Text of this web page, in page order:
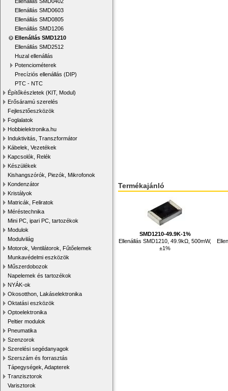
Ellenállás SMD0603
Ellenállás SMD0805
Ellenállás SMD1206
Ellenállás SMD1210
Ellenállás SMD2512
Huzal ellenállás
Potenciométerek
Precíziós ellenállás (DIP)
PTC - NTC
Építőkészletek (KIT, Modul)
Erősáramú szerelés
Fejlesztőeszközök
Foglalatok
Hobbielektronika.hu
Induktivitás, Transzformátor
Kábelek, Vezetékek
Kapcsolók, Relék
Készülékek
Kishangszórók, Piezók, Mikrofonok
Kondenzátor
Kristályok
Matricák, Feliratok
Méréstechnika
Mini PC, ipari PC, tartozékok
Modulok
Modulvilág
Motorok, Ventilátorok, Fűtőelemek
Munkavédelmi eszközök
Műszerdobozok
Napelemek és tartozékok
NYÁK-ok
Okosotthon, Lakáselektronika
Oktatási eszközök
Optoelektronika
Peltier modulok
Pneumatika
Szenzorok
Szerelési segédanyagok
Szerszám és forrasztás
Tápegységek, Adapterek
Tranzisztorok
Varisztorok
Termékajánló
SMD1210-49.9K-1%
Ellenállás SMD1210, 49.9kΩ, 500mW,
±1%